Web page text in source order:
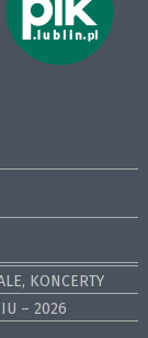
KONCERTY
– 2026